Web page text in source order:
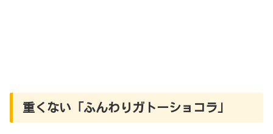
重くない「ふんわりガトーショコラ」